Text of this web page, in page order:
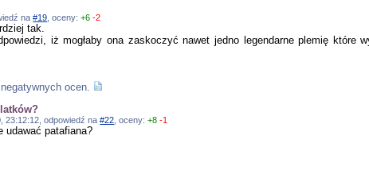
na#19, oceny:+6 -2
tak.
iż mogłaby ona zaskoczyć nawet jedno legendarne plemię które
ocen.
23:12:12, odpowiedź na#22 , oceny:+8 -1
udawać patafiana?